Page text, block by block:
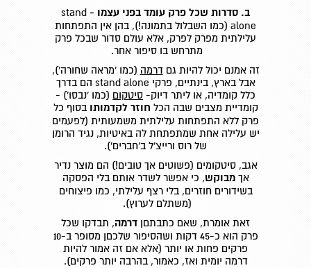
ב. סדרות שכל פרק עומד בפני עצמו - stand
alone (כמו השבלול בתמונה!), בהן אין התפתחות
עלילתית מפרק לפרק, אלא עולם סדור שבכל פרק
מתרחש בו סיפור אחר.
זה אמנם יכול להיות גםדרמה (כמו 'מראה שחורה'),
אבל בארץ, בינתיים, פרקי stand alone הם בדרך
כלל קומדיה, או ליתר דיוק- סיטקום (כמו 'נבסו') -
קומדיית מצבים שבה הכל חוזר לקדמותו בסוף כל
פרק ללא התפתחות עלילתית משמעותית (לפעמים
יש עלילה אחת שמתפתחת לה באיטיות, נגיד הרומן
של רוס ורייצ'ל ב'חברים').
אגב, סיטקומים (פשוטים אך טובים!) הם מוצר נדיר
אךמבוקש, כי אפשר לשדר אותם בלי הפסקה
בשידורים חוזרים, בלי רצף עלילתי, כמו פיצוחים
(משתלם לערוץ).
זאת אומרת, שאם כתבתםן דרמה, תבדקו שכל
פרק הוא כ-45 דקות ושהסיפור שלכםן מסופר ב-10
פרקים פחות או יותר (אלא אם זה אמור להיות
דרמה יומית ואז, כאמור, בהרבה יותר פרקים).